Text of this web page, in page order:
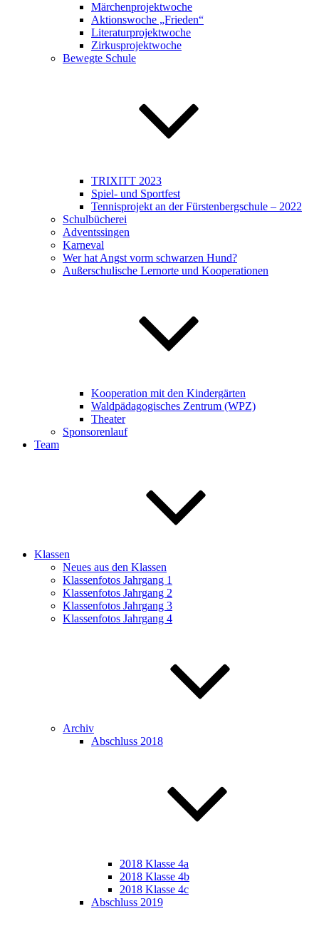
Märchenprojektwoche
Aktionswoche „Frieden“
Literaturprojektwoche
Zirkusprojektwoche
Bewegte Schule
TRIXITT 2023
Spiel- und Sportfest
Tennisprojekt an der Fürstenbergschule – 2022
Schulbücherei
Adventssingen
Karneval
Wer hat Angst vorm schwarzen Hund?
Außerschulische Lernorte und Kooperationen
Kooperation mit den Kindergärten
Waldpädagogisches Zentrum (WPZ)
Theater
Sponsorenlauf
Team
Klassen
Neues aus den Klassen
Klassenfotos Jahrgang 1
Klassenfotos Jahrgang 2
Klassenfotos Jahrgang 3
Klassenfotos Jahrgang 4
Archiv
Abschluss 2018
2018 Klasse 4a
2018 Klasse 4b
2018 Klasse 4c
Abschluss 2019